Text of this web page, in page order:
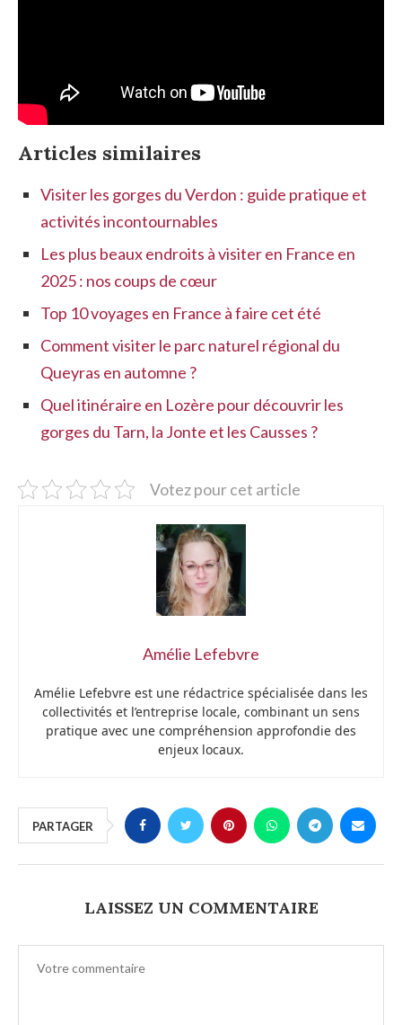
Articles similaires
Visiter les gorges du Verdon : guide pratique et
activités incontournables
Les plus beaux endroits à visiter en France en
2025 : nos coups de cœur
Top 10 voyages en France à faire cet été
Comment visiter le parc naturel régional du
Queyras en automne ?
Quel itinéraire en Lozère pour découvrir les
gorges du Tarn, la Jonte et les Causses ?
Votez pour cet article
Amélie Lefebvre
Amélie Lefebvre est une rédactrice spécialisée dans les
collectivités et l’entreprise locale, combinant un sens
pratique avec une compréhension approfondie des
enjeux locaux.
PARTAGER
LAISSEZ UN COMMENTAIRE